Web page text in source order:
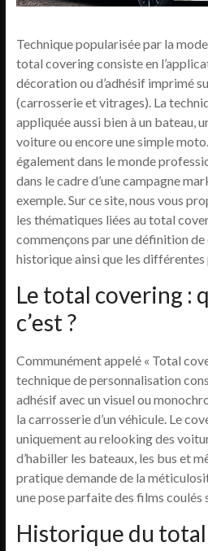
Technique popularisée par la
total covering consiste en
décoration ou d’adhésif imprimé
(carrosserie et vitrages). La
appliquée aussi bien à un bateau,
voiture ou encore une simple
également dans le monde
dans le cadre d’une campagne
exemple. Sur ce site, nous vous
les thématiques liées au total
commençons par une définition
historique ainsi que les
Le total covering :
c’est ?
Communément appelé « Total
technique de personnalisation
adhésif avec un visuel ou
la carrosserie d’un véhicule. Le
uniquement au relooking des
d’habiller les bateaux, les bus et
pratique demande de la
une pose parfaite des films coulés
Historique du